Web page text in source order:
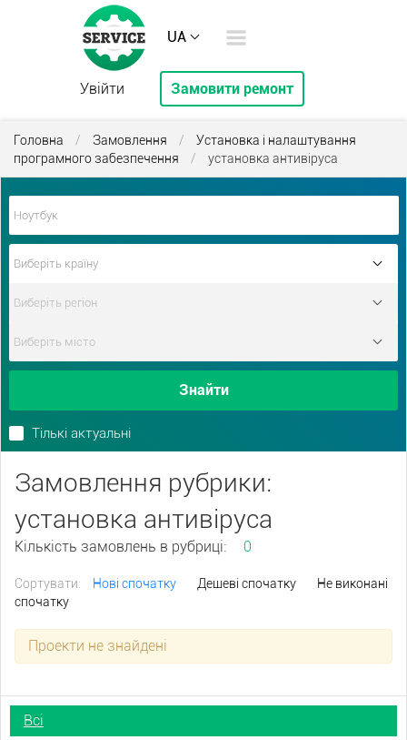
UA
Увійти Замовити ремонт
Головна / Замовлення /
Установка і налаштування
програмного забезпечення
/ установка антивіруса
Знайти
Тількі актуальні
Замовлення рубрики:
установка антивіруса
Кількість замовлень в рубриці: 0
Сортувати: Нові спочатку Дешеві спочатку
Не виконані
спочатку
Проекти не знайдені
Всі